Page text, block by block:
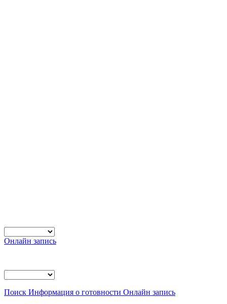
Онлайн запись
Поиск Информация о готовности Онлайн запись